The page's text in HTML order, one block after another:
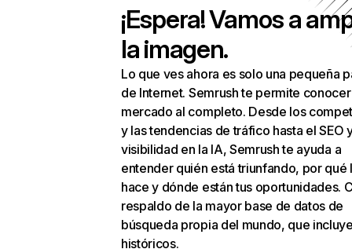
¡Espera! Vamos a
la imagen.
Lo que ves ahora es solo una pequeña
de Internet. Semrush te permite
mercado al completo. Desde los
y las tendencias de tráfico hasta el SEO
visibilidad en la IA, Semrush te ayuda a
entender quién está triunfando, por qué
hace y dónde están tus oportunidades.
respaldo de la mayor base de datos de
búsqueda propia del mundo, que
históricos.